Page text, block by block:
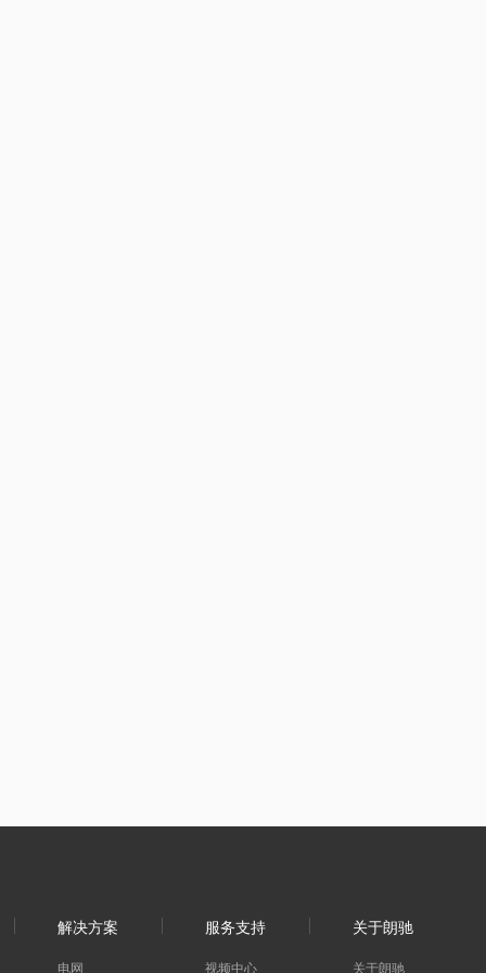
解决方案
电网
服务支持
视频中心
关于朗驰
关于朗驰